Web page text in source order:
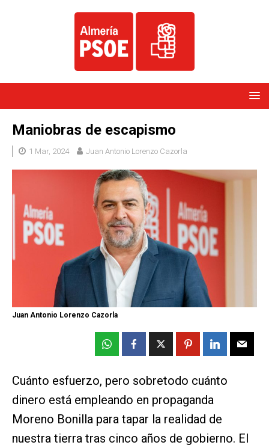
Maniobras de escapismo
1 Mar, 2024 Juan Antonio Lorenzo Cazorla
Juan Antonio Lorenzo Cazorla
Cuánto esfuerzo, pero sobretodo cuánto
dinero está empleando en propaganda
Moreno Bonilla para tapar la realidad de
nuestra tierra tras cinco años de gobierno. El